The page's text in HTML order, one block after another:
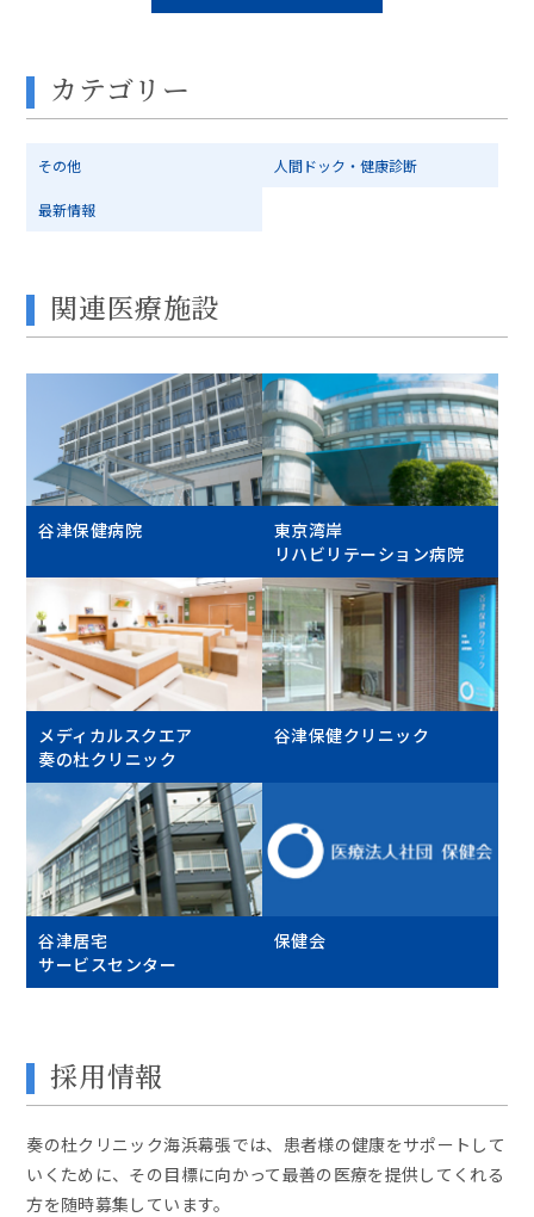
カテゴリー
その他 人間ドック・健康診断
最新情報
関連医療施設
谷津保健病院
東京湾岸
リハビリテーション病院
メディカルスクエア
奏の杜クリニック
谷津保健クリニック
谷津居宅
サービスセンター
保健会
採用情報
奏の杜クリニック海浜幕張では、患者様の健康をサポートして
いくために、その目標に向かって最善の医療を提供してくれる
方を随時募集しています。